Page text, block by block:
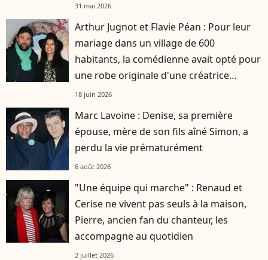
31 mai 2026
Arthur Jugnot et Flavie Péan : Pour leur
mariage dans un village de 600
habitants, la comédienne avait opté pour
une robe originale d'une créatrice
française
18 juin 2026
Marc Lavoine : Denise, sa première
épouse, mère de son fils aîné Simon, a
perdu la vie prématurément
6 août 2026
"Une équipe qui marche" : Renaud et
Cerise ne vivent pas seuls à la maison,
Pierre, ancien fan du chanteur, les
accompagne au quotidien
2 juillet 2026